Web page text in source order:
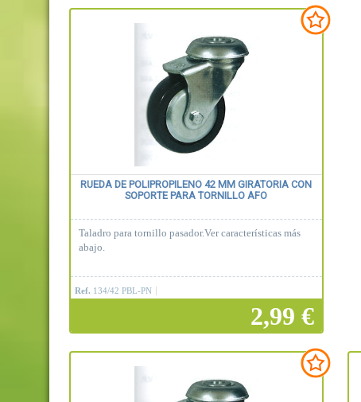
Añadir a la cesta
RUEDA DE POLIPROPILENO 42 MM GIRATORIA CON
SOPORTE PARA TORNILLO AFO
Taladro para tornillo pasador.Ver características más
abajo.
Ref. 134/42 PBL-PN
2,99 €
Añadir a la cesta